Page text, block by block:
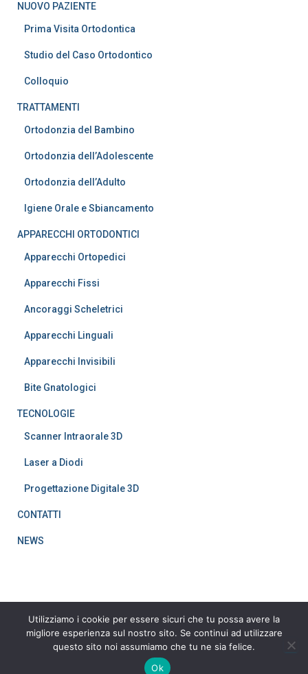
NUOVO PAZIENTE
Prima Visita Ortodontica
Studio del Caso Ortodontico
Colloquio
TRATTAMENTI
Ortodonzia del Bambino
Ortodonzia dell’Adolescente
Ortodonzia dell’Adulto
Igiene Orale e Sbiancamento
APPARECCHI ORTODONTICI
Apparecchi Ortopedici
Apparecchi Fissi
Ancoraggi Scheletrici
Apparecchi Linguali
Apparecchi Invisibili
Bite Gnatologici
TECNOLOGIE
Scanner Intraorale 3D
Laser a Diodi
Progettazione Digitale 3D
CONTATTI
NEWS
Hestia | Sviluppato da
Utilizziamo i cookie per essere sicuri che tu possa avere la
migliore esperienza sul nostro sito. Se continui ad utilizzare
questo sito noi assumiamo che tu ne sia felice.
Ok